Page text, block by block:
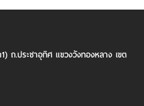
ถ.ประชาอุทิศ แขวงวังทองหลาง เขต